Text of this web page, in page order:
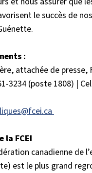
le succès de
:
attachée de presse,
3234 (poste 1808) |
la FCEI
canadienne de
est le plus grand